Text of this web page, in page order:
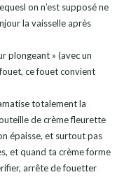
on n’est supposé ne
la vaisselle après
plongeant » (avec un
ce fouet convient
totalement la
de crème fleurette
épaisse, et surtout pas
et quand ta crème forme
arrête de fouetter